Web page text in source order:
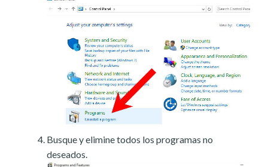
Busque y elimine todos los programas no
deseados.